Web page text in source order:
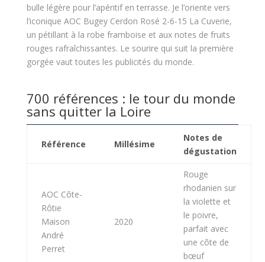
bulle légère pour l’apéritif en terrasse. Je l’oriente vers
l’iconique AOC Bugey Cerdon Rosé 2-6-15 La Cuverie,
un pétillant à la robe framboise et aux notes de fruits
rouges rafraîchissantes. Le sourire qui suit la première
gorgée vaut toutes les publicités du monde.
700 références : le tour du monde
sans quitter la Loire
Référence Millésime
Notes de
dégustation
AOC Côte-
Rôtie
Maison
André
Perret
2020
Rouge
rhodanien sur
la violette et
le poivre,
parfait avec
une côte de
bœuf